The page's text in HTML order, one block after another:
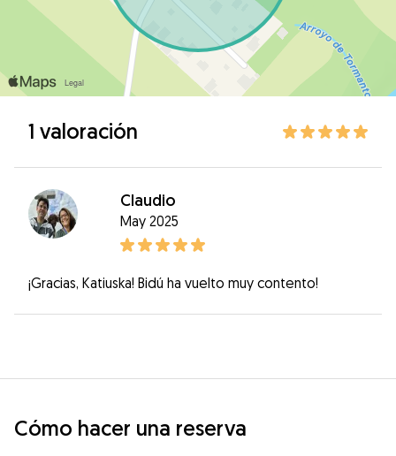
1 valoración
Claudio
May 2025
¡Gracias, Katiuska! Bidú ha vuelto muy contento!
Cómo hacer una reserva